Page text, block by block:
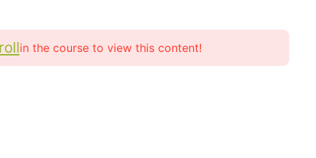
in the course to view this content!